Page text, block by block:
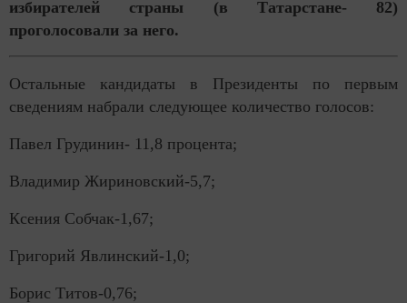
избирателей страны (в Татарстане- 82)
проголосовали за него.
Остальные кандидаты в Президенты по первым
сведениям набрали следующее количество голосов:
Павел Грудинин- 11,8 процента;
Владимир Жириновский-5,7;
Ксения Собчак-1,67;
Григорий Явлинский-1,0;
Борис Титов-0,76;